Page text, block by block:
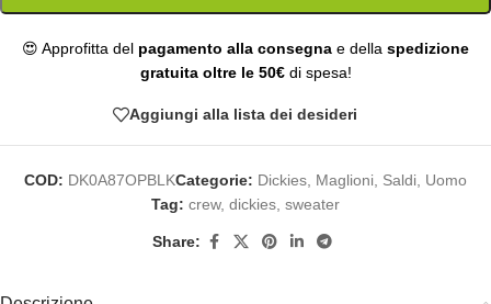
😍 Approfitta del pagamento alla consegna e della spedizione
gratuita oltre le 50€di spesa!
Aggiungi alla lista dei desideri
COD: DK0A87OPBLKCategorie: Dickies Maglioni Saldi Uomo
Tag: crew, dickies sweater
Share: